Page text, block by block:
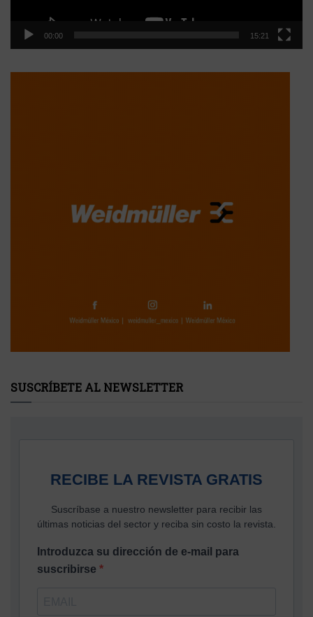
00:00 15:21
SUSCRÍBETE AL NEWSLETTER
RECIBE LA REVISTA GRATIS
Suscríbase a nuestro newsletter para recibir las
últimas noticias del sector y reciba sin costo la revista.
Introduzca su dirección de e-mail para
suscribirse